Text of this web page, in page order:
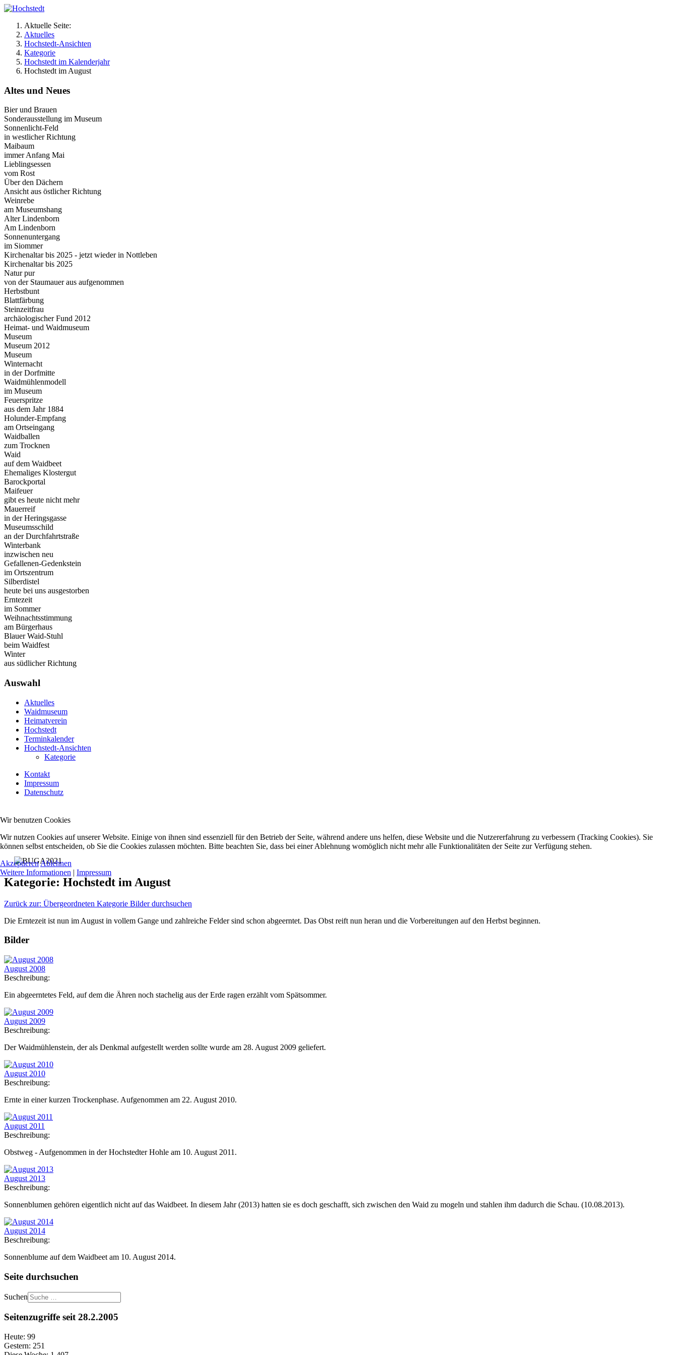
Aktuelle Seite:
Aktuelles
Hochstedt-Ansichten
Kategorie
Hochstedt im Kalenderjahr
Hochstedt im August
Altes und Neues
Bier und Brauen
Sonderausstellung im Museum
Sonnenlicht-Feld
in westlicher Richtung
Maibaum
immer Anfang Mai
Lieblingsessen
vom Rost
Über den Dächern
Ansicht aus östlicher Richtung
Weinrebe
am Museumshang
Alter Lindenborn
Am Lindenborn
Sonnenuntergang
im Siommer
Kirchenaltar bis 2025 - jetzt wieder in Nottleben
Kirchenaltar bis 2025
Natur pur
von der Staumauer aus aufgenommen
Herbstbunt
Blattfärbung
Steinzeitfrau
archäologischer Fund 2012
Heimat- und Waidmuseum
Museum
Museum 2012
Museum
Winternacht
in der Dorfmitte
Waidmühlenmodell
im Museum
Feuerspritze
aus dem Jahr 1884
Holunder-Empfang
am Ortseingang
Waidballen
zum Trocknen
Waid
auf dem Waidbeet
Ehemaliges Klostergut
Barockportal
Maifeuer
gibt es heute nicht mehr
Mauerreif
in der Heringsgasse
Museumsschild
an der Durchfahrtstraße
Winterbank
inzwischen neu
Gefallenen-Gedenkstein
im Ortszentrum
Silberdistel
heute bei uns ausgestorben
Erntezeit
im Sommer
Weihnachtsstimmung
am Bürgerhaus
Blauer Waid-Stuhl
beim Waidfest
Winter
aus südlicher Richtung
Auswahl
Aktuelles
Waidmuseum
Heimatverein
Hochstedt
Terminkalender
Hochstedt-Ansichten
Kategorie
Kontakt
Impressum
Datenschutz
Kategorie: Hochstedt im August
Zurück zur: Übergeordneten Kategorie Bilder durchsuchen
Die Erntezeit ist nun im August in vollem Gange und zahlreiche Felder sind schon abgeerntet. Das Obst reift nun heran und die Vorbereitungen auf den Herbst beginnen.
Bilder
August 2008
Beschreibung:
Ein abgeerntetes Feld, auf dem die Ähren noch stachelig aus der Erde ragen erzählt vom Spätsommer.
August 2009
Beschreibung:
Der Waidmühlenstein, der als Denkmal aufgestellt werden sollte wurde am 28. August 2009 geliefert.
August 2010
Beschreibung:
Ernte in einer kurzen Trockenphase. Aufgenommen am 22. August 2010.
August 2011
Beschreibung:
Obstweg - Aufgenommen in der Hochstedter Hohle am 10. August 2011.
August 2013
Beschreibung:
Sonnenblumen gehören eigentlich nicht auf das Waidbeet. In diesem Jahr (2013) hatten sie es doch geschafft, sich zwischen den Waid zu mogeln und stahlen ihm dadurch die Schau. (10.08.2013).
August 2014
Beschreibung:
Sonnenblume auf dem Waidbeet am 10. August 2014.
Seite durchsuchen
Suchen
Seitenzugriffe seit 28.2.2005
Heute: 99
Gestern: 251
Wir benutzen Cookies
Wir nutzen Cookies auf unserer Website. Einige von ihnen sind essenziell für den Betrieb der Seite, während andere uns helfen, diese Website und die Nutzererfahrung zu verbessern (Tracking Cookies). Sie
können selbst entscheiden, ob Sie die Cookies zulassen möchten. Bitte beachten Sie, dass bei einer Ablehnung womöglich nicht mehr alle Funktionalitäten der Seite zur Verfügung stehen.
AkzeptierenAblehnen
Weitere Informationen | Impressum